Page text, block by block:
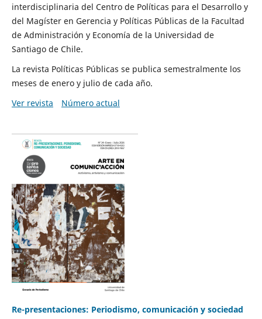
interdisciplinaria del Centro de Políticas para el Desarrollo y
del Magíster en Gerencia y Políticas Públicas de la Facultad
de Administración y Economía de la Universidad de
Santiago de Chile.
La revista Políticas Públicas se publica semestralmente los
meses de enero y julio de cada año.
Ver revista
Número actual
Re-presentaciones: Periodismo, comunicación y sociedad